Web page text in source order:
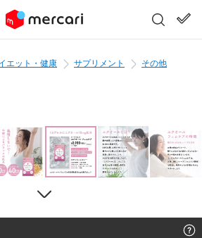
エット・健康 サプリメント その他